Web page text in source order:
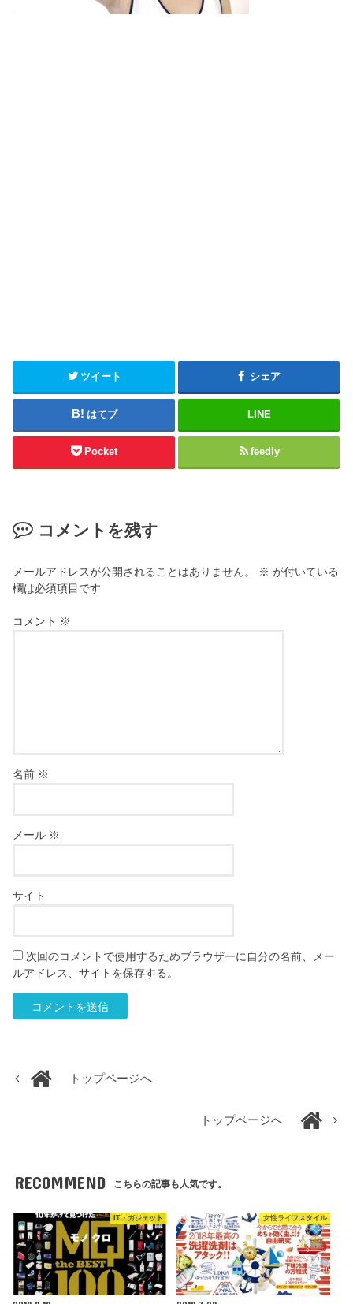
ツイート シェア
はてブ LINE
Pocket feedly
コメントを残す
メールアドレスが公開されることはありません。 ※ が付いている
欄は必須項目です
コメント ※
名前 ※
メール ※
サイト
次回のコメントで使用するためブラウザーに自分の名前、メー
ルアドレス、サイトを保存する。
トップページへ
トップページへ
RECOMMEND こちらの記事も人気です。
IT・ガジェット 女性ライフスタイル